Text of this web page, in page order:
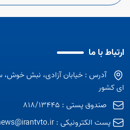
ارتباط با ما
آدرس : خیابان آزادی، نبش خوش،
ای کشور
صندوق پستی : 818/13445
پست الکترونیکی :